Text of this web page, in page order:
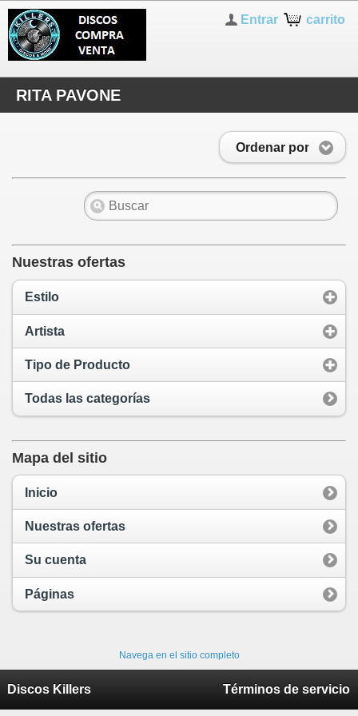
carrito
Entrar
RITA PAVONE
Ordenar por
Nuestras ofertas
Estilo
Artista
Tipo de Producto
Todas las categorías
Mapa del sitio
Inicio
Nuestras ofertas
Su cuenta
Páginas
Navega en el sitio completo
Discos Killers Términos de servicio